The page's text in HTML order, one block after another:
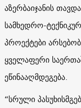
აზერბაიჯანის
სამხედრო-
პროექტები
ყველაფერი
ეწინააღმდეგება.
“სრული